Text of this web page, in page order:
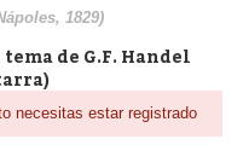
Diccionario
Reproductor
1829)
de G.F. Handel
necesitas estar registrado